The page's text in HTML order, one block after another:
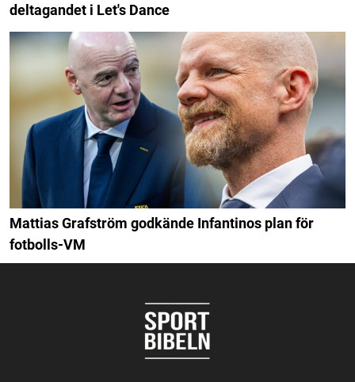
deltagandet i Let's Dance
Mattias Grafström godkände Infantinos plan för
fotbolls-VM